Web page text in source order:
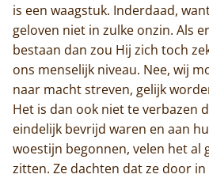
is een waagstuk. Inderdaad,
geloven niet in zulke onzin. Als
bestaan dan zou Hij zich toch
ons menselijk niveau. Nee, wij
naar macht streven, gelijk
Het is dan ook niet te verbazen
eindelijk bevrijd waren en aan
woestijn begonnen, velen het al
zitten. Ze dachten dat ze door